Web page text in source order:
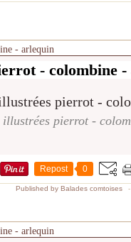
- arlequin
- colombine
illustrées pierrot -
Repost 0
Published by Balades comtoises -
- arlequin